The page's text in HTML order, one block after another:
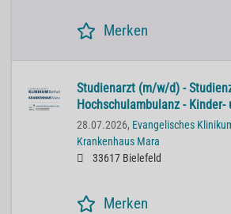
Merken
Studienarzt (m/w/d) -
Hochschulambulanz -
28.07.2026, Evangelisches
Krankenhaus Mara
33617 Bielefeld
Merken